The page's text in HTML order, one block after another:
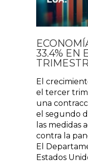
33.4% EN
El
el tercer
una
el segundo
las medidas
contra la
El
Estados